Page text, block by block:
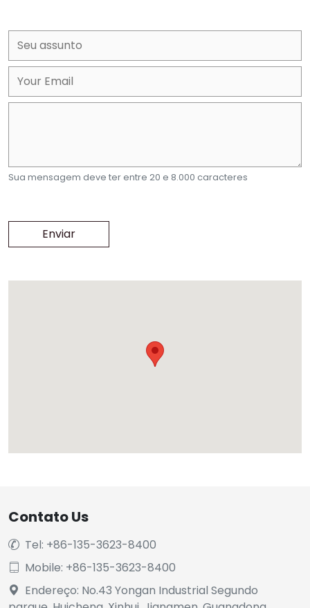
Sua mensagem deve ter entre 20 e 8.000 caracteres
Contato Us
 Tel: +86-135-3623-8400
 Mobile: +86-135-3623-8400

Endereço: No.43 Yongan Industrial Segundo